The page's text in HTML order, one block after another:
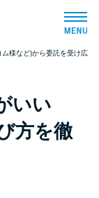
様など)から委託を受け広
いい
方を徹